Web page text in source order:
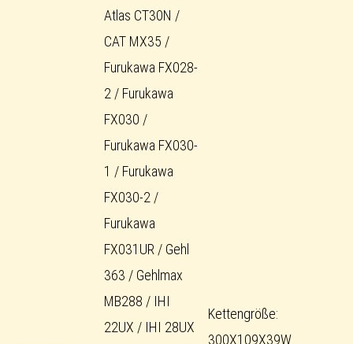
Atlas CT30N /
CAT MX35 /
Furukawa FX028-
2 / Furukawa
FX030 /
Furukawa FX030-
1 / Furukawa
FX030-2 /
Furukawa
FX031UR / Gehl
363 / Gehlmax
MB288 / IHI
22UX / IHI 28UX
Kettengröße:
300X109X39W